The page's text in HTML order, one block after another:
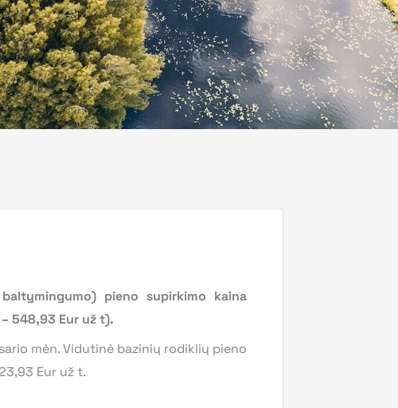
pieno supirkimo kaina
548,93 Eur už t).
mėn. Vidutinė bazinių rodiklių pieno
Eur už t.